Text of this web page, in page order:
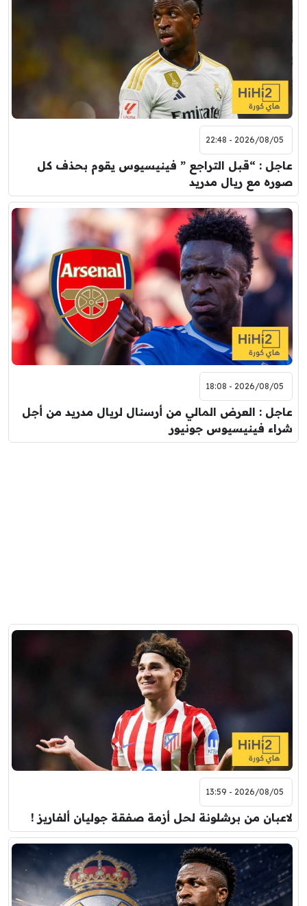
2026/08/05 - 22:48
عاجل : “قبل التراجع ” فينيسيوس يقوم بحذف كل
صوره مع ريال مدريد
2026/08/05 - 18:08
عاجل : العرض المالي من أرسنال لريال مدريد من أجل
شراء فينيسيوس جونيور
2026/08/05 - 13:59
لاعبان من برشلونة لحل أزمة صفقة جوليان ألفاريز !